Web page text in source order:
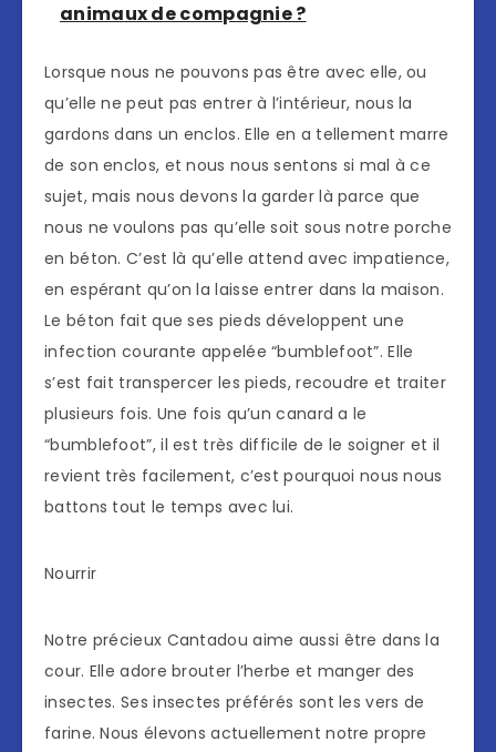
animaux de compagnie ?
Lorsque nous ne pouvons pas être avec elle, ou
qu’elle ne peut pas entrer à l’intérieur, nous la
gardons dans un enclos. Elle en a tellement marre
de son enclos, et nous nous sentons si mal à ce
sujet, mais nous devons la garder là parce que
nous ne voulons pas qu’elle soit sous notre porche
en béton. C’est là qu’elle attend avec impatience,
en espérant qu’on la laisse entrer dans la maison.
Le béton fait que ses pieds développent une
infection courante appelée “bumblefoot”. Elle
s’est fait transpercer les pieds, recoudre et traiter
plusieurs fois. Une fois qu’un canard a le
“bumblefoot”, il est très difficile de le soigner et il
revient très facilement, c’est pourquoi nous nous
battons tout le temps avec lui.
Nourrir
Notre précieux Cantadou aime aussi être dans la
cour. Elle adore brouter l’herbe et manger des
insectes. Ses insectes préférés sont les vers de
farine. Nous élevons actuellement notre propre